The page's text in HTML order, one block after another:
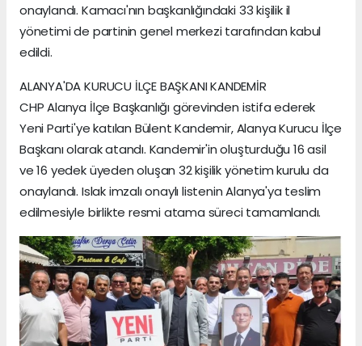
onaylandı. Kamacı'nın başkanlığındaki 33 kişilik il
yönetimi de partinin genel merkezi tarafından kabul
edildi.
ALANYA'DA KURUCU İLÇE BAŞKANI KANDEMİR
CHP Alanya İlçe Başkanlığı görevinden istifa ederek
Yeni Parti'ye katılan Bülent Kandemir, Alanya Kurucu İlçe
Başkanı olarak atandı. Kandemir'in oluşturduğu 16 asil
ve 16 yedek üyeden oluşan 32 kişilik yönetim kurulu da
onaylandı. Islak imzalı onaylı listenin Alanya'ya teslim
edilmesiyle birlikte resmi atama süreci tamamlandı.